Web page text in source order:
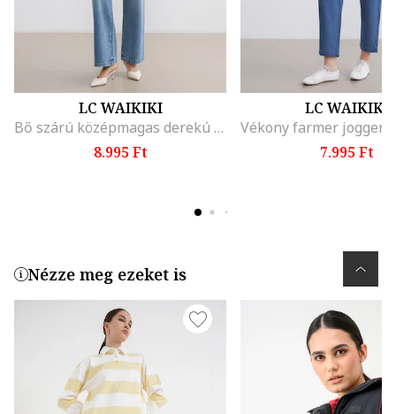
LC WAIKIKI
Bő szárú középmagas derekú farmernadrág, Sötétkék
8.995 Ft
LC WAIKIKI
7.995 Ft
Nézze meg ezeket is